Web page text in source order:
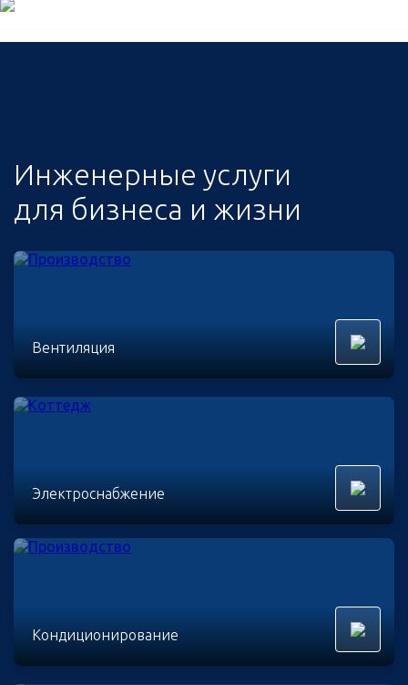
Инженерные услуги
для бизнеса и жизни
Вентиляция
Электроснабжение
Кондиционирование